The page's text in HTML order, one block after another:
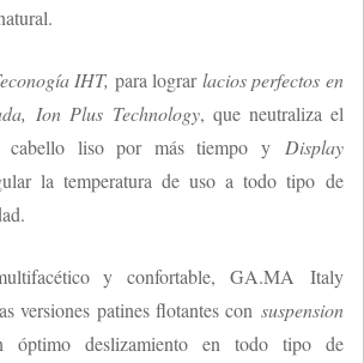
IHT, para lograrlacios perfectos en
Ion Plus Technology, que neutraliza el
liso por más tiempo y Display
la temperatura de uso a todo tipo de
y confortable, GA.MA Italy
versiones patines flotantes con suspension
óptimo deslizamiento en todo tipo de